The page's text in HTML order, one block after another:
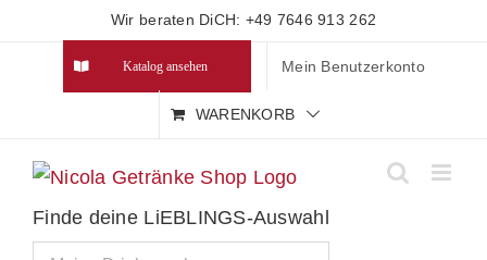
Wir beraten DiCH: +49 7646 913 262
Katalog ansehen Mein Benutzerkonto
WARENKORB
Finde deine LiEBLINGS-Auswahl